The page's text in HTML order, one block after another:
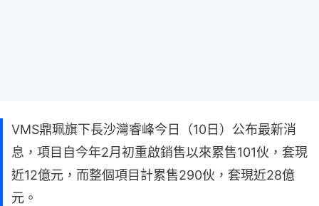
VMS鼎珮旗下長沙灣睿峰今日（10日）公布最新消
息，項目自今年2月初重啟銷售以來累售101伙，套現
近12億元，而整個項目計累售290伙，套現近28億
元。